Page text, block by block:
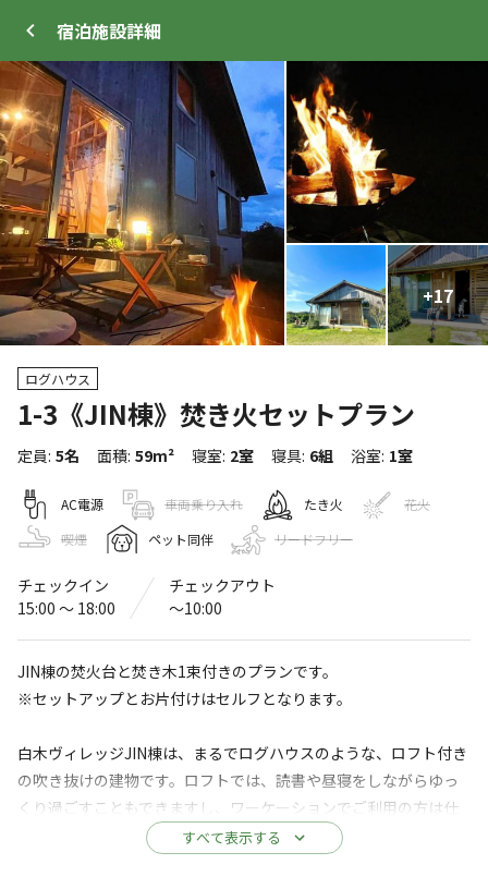
宿泊施設詳細
+17
ログハウス
1-3《JIN棟》焚き火セットプラン
定員: 5名 面積: 59m² 寝室: 2室 寝具: 6組 浴室: 1室
AC電源 車両乗り入れ たき火
花火
喫煙
ペット同伴 リードフリー
チェックイン
15:00 〜 18:00
チェックアウト
〜10:00
JIN棟の焚火台と焚き木1束付きのプランです。
※セットアップとお片付けはセルフとなります。
白木ヴィレッジJIN棟は、まるでログハウスのような、ロフト付き
の吹き抜けの建物です。ロフトでは、読書や昼寝をしながらゆっ
くり過ごすこともできますし、ワーケーションでご利用の方は仕
すべて表示する
+44
サイト・宿泊施設
ぐぼう里山スイート Lodge&Camp
〒299-5214 千葉県 勝浦市白木399番地 Googleマップで見る
温浴施設
水洗トイレ ゴミ捨て場
給湯設備 駐車場
懐かしさと、くつろぎのひと時
都会の喧騒を離れ、ゆったりした時間と空間を、まるでこ